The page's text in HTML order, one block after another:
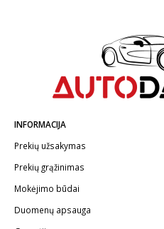
INFORMACIJA
Prekių užsakymas
Prekių grąžinimas
Mokėjimo būdai
Duomenų apsauga